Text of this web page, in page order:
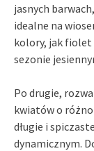
jasnych
idealne na
kolory, jak fiolet
sezonie
Po drugie,
kwiatów o
długie i
dynamicznym.